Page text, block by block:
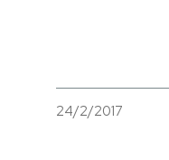
24/2/2017